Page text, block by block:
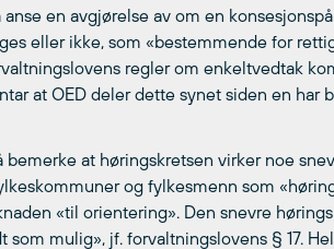
en avgjørelse av om en
eller ikke, som «bestemmende for
regler om enkeltvedtak
at OED deler dette synet siden en har
bemerke at høringskretsen virker noe
og fylkesmenn som
«til orientering». Den snevre
som mulig», jf. forvaltningslovens § 17.